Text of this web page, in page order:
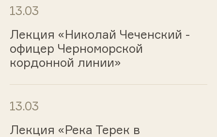
13.03
Лекция «Николай Чеченский -
офицер Черноморской
кордонной линии»
13.03
Лекция «Река Терек в